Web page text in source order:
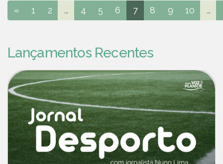
« 1 2 ... 4 5 6 7 8 9 10 ...
Lançamentos Recentes